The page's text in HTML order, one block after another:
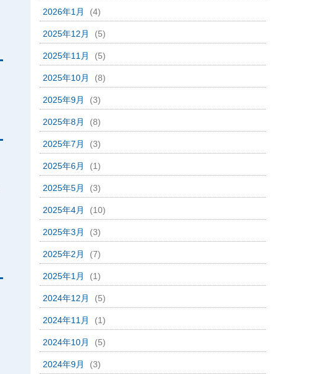
2026年1月 (4)
2025年12月 (5)
2025年11月 (5)
2025年10月 (8)
2025年9月 (3)
2025年8月 (8)
2025年7月 (3)
2025年6月 (1)
2025年5月 (3)
2025年4月 (10)
2025年3月 (3)
2025年2月 (7)
2025年1月 (1)
2024年12月 (5)
2024年11月 (1)
2024年10月 (5)
2024年9月 (3)